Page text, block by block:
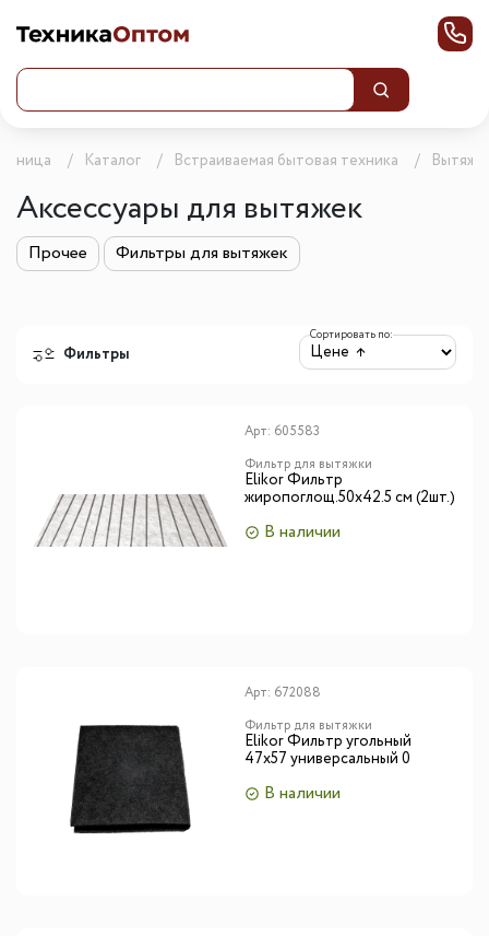
Каталог Встраиваемая бытовая техника
Аксессуары для вытяжек
Прочее Фильтры для вытяжек
Фильтры
Сортировать по:
Арт: 605583
Фильтр для вытяжки
Elikor Фильтр
жиропоглощ.50х42.5 см (2шт.)
В наличии
Арт: 672088
Фильтр для вытяжки
Elikor Фильтр угольный
47х57 универсальный 0
В наличии